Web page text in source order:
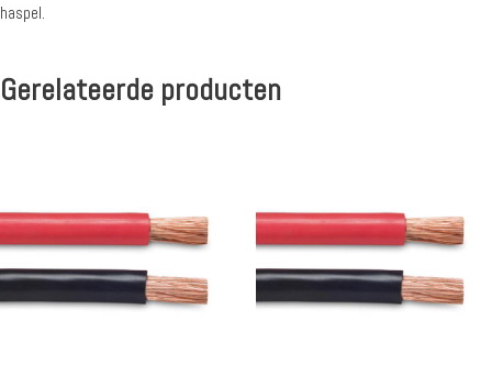
haspel.
Gerelateerde producten